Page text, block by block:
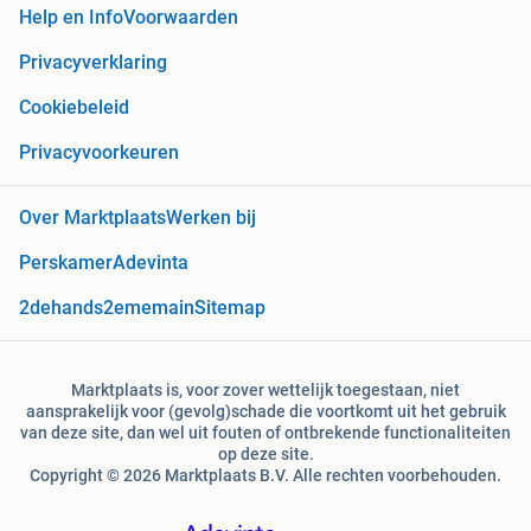
Help en InfoVoorwaarden
Privacyverklaring
Cookiebeleid
Privacyvoorkeuren
Over MarktplaatsWerken bij
PerskamerAdevinta
2dehands2ememainSitemap
Marktplaats is, voor zover wettelijk toegestaan, niet
aansprakelijk voor (gevolg)schade die voortkomt uit het gebruik
van deze site, dan wel uit fouten of ontbrekende functionaliteiten
op deze site.
Copyright © 2026 Marktplaats B.V. Alle rechten voorbehouden.